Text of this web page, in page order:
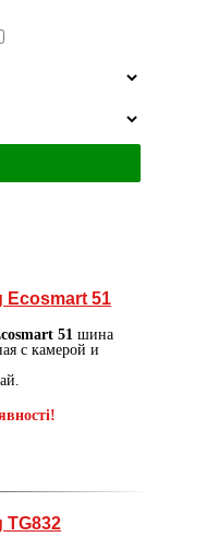
Ecosmart 51
51 шина
с камерой и
TG832